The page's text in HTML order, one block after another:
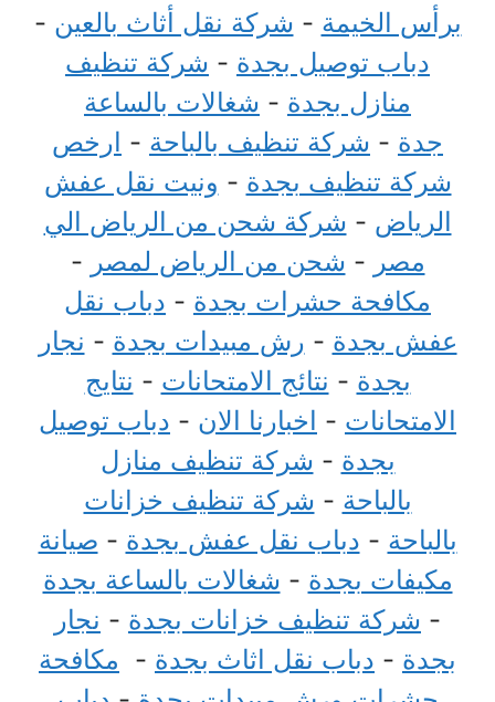
برأس الخيمة - شركة نقل أثاث بالعين -
دباب توصيل بجدة - شركة تنظيف
منازل بجدة - شغالات بالساعة
جدة - شركة تنظيف بالباحة - ارخص
شركة تنظيف بجدة - ونيت نقل عفش
الرياض - شركة شحن من الرياض الي
مصر - شحن من الرياض لمصر -
مكافحة حشرات بجدة - دباب نقل
عفش بجدة - رش مبيدات بجدة - نجار
بجدة - نتائج الامتحانات - نتايج
الامتحانات - اخبارنا الان - دباب توصيل
بجدة - شركة تنظيف منازل
بالباحة - شركة تنظيف خزانات
بالباحة - دباب نقل عفش بجدة - صيانة
مكيفات بجدة - شغالات بالساعة بجدة
- شركة تنظيف خزانات بجدة - نجار
بجدة - دباب نقل اثاث بجدة - مكافحة